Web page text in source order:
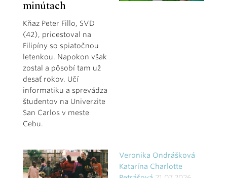
minútach
Kňaz Peter Fillo, SVD
(42), pricestoval na
Filipíny so spiatočnou
letenkou. Napokon však
zostal a pôsobí tam už
desať rokov. Učí
informatiku a sprevádza
študentov na Univerzite
San Carlos v meste
Cebu.
Veronika Ondrášková
Katarína Charlotte